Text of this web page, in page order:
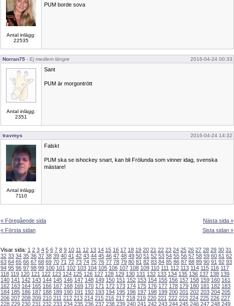
Antal inlägg:
22535
PUM borde sova
Norran75 - Ej medlem längre 2016-04-24 00:33
Antal inlägg:
2351
Sant
PUM är morgontrött
travmys 2016-04-24 14:32
Antal inlägg:
7110
Falskt
PUM ska se ishockey snart, kan bli Frölunda som vinner idag, svenska
mästare!
« Föregående sida
« Första sidan
Nästa sida »
Sista sidan »
Visar sida: 1 2 3 4 5 6 7 8 9 10 11 12 13 14 15 16 17 18 19 20 21 22 23 24 25 26 27 28 29 30 31
32 33 34 35 36 37 38 39 40 41 42 43 44 45 46 47 48 49 50 51 52 53 54 55 56 57 58 59 60 61 62
63 64 65 66 67 68 69 70 71 72 73 74 75 76 77 78 79 80 81 82 83 84 85 86 87 88 89 90 91 92 93
94 95 96 97 98 99 100 101 102 103 104 105 106 107 108 109 110 111 112 113 114 115 116 117
118 119 120 121 122 123 124 125 126 127 128 129 130 131 132 133 134 135 136 137 138 139
140 141 142 143 144 145 146 147 148 149 150 151 152 153 154 155 156 157 158 159 160 161
162 163 164 165 166 167 168 169 170 171 172 173 174 175 176 177 178 179 180 181 182 183
184 185 186 187 188 189 190 191 192 193 194 195 196 197 198 199 200 201 202 203 204 205
206 207 208 209 210 211 212 213 214 215 216 217 218 219 220 221 222 223 224 225 226 227
228 229 230 231 232 233 234 235 236 237 238 239 240 241 242 243 244 245 246 247 248 249